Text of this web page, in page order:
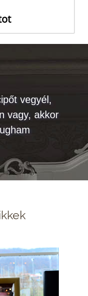
vegyél,
vagy, akkor